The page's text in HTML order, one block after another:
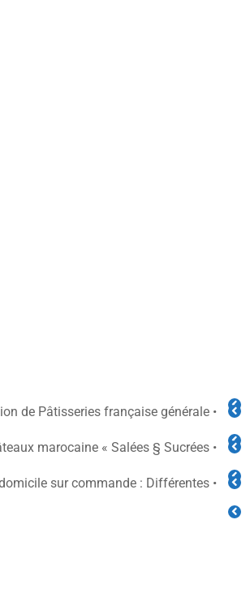
• Préparation de Pâtisseries française générale.
• Chef de gâteaux marocaine « Salées § Sucrées »
• Travail à domicile sur commande : Différentes